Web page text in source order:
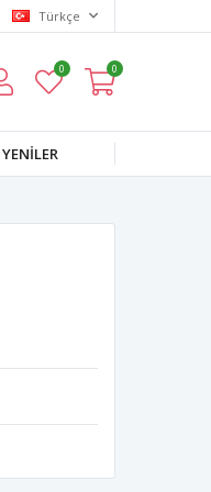
Türkçe
0 0
YENILER